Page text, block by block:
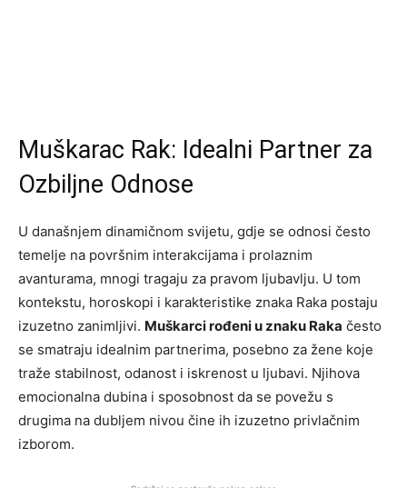
Muškarac Rak: Idealni Partner za
Ozbiljne Odnose
U današnjem dinamičnom svijetu, gdje se odnosi često
temelje na površnim interakcijama i prolaznim
avanturama, mnogi tragaju za pravom ljubavlju. U tom
kontekstu, horoskopi i karakteristike znaka Raka postaju
izuzetno zanimljivi. Muškarci rođeni u znaku Raka često
se smatraju idealnim partnerima, posebno za žene koje
traže stabilnost, odanost i iskrenost u ljubavi. Njihova
emocionalna dubina i sposobnost da se povežu s
drugima na dubljem nivou čine ih izuzetno privlačnim
izborom.